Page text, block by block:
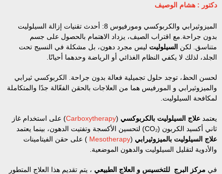
دكتور : هشام الوصيف
الميزوثيرابي والكربوكسي ومورفيوس 8: أحدث تقنيات إزالة السيلوليت
بدون جراحة.مع اقتراب الصيف، يزداد الاهتمام بالحصول على جسم
متناسق. لكن السيلوليت ليس مجرد دهون، بل مشكلة في النسيج تحت
الجلد، لذلك لا يكفي النظام الغذائي أو الرياضة وحدهما أحيانًا.
لحسن الحظ، توجد حلول تجميلية فعالة بدون جراحة. الكربوكسي ثيرابي
والميزوثيرابي و المورفيس هما من العلاجات بالحقن الفعّالة جدًا والمتكاملة
لمكافحة السيلوليت.
يعتمد علاج السيلوليت بالكربوكسي (
Carboxytherapy
) على استخدام غاز
ثاني أكسيد الكربون (CO₂) لتحسين الأكسجة وتفتيت الدهون، بينما يعتمد
علاج السيلوليت بالميزوثيرابي (
Mesotherapy ) على حقن الفيتامينات
والأدوية لتقليل السيلوليت والدهون الموضعية.
في مركز البرج للتخسيس و العلاج الطبيعي ، يتم تقديم هذا العلاج المتطور